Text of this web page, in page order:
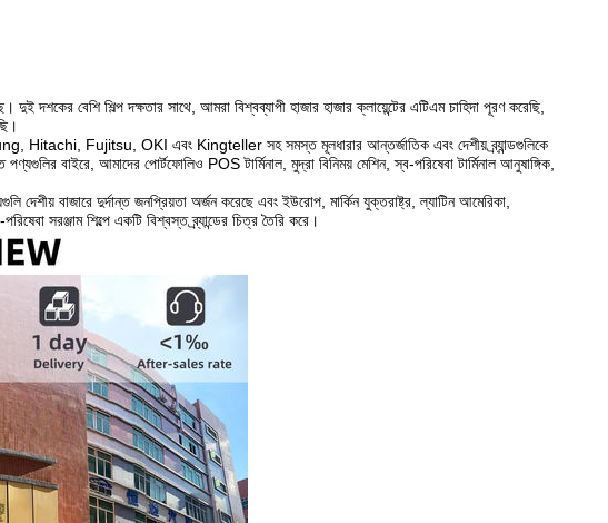
দশকের বেশি শিল্প দক্ষতার সাথে, আমরা বিশ্বব্যাপী হাজার হাজার ক্লায়েন্টের এটিএম চাহিদা পূরণ করেছি,
Fujitsu, OKI এবং Kingteller সহ সমস্ত মূলধারার আন্তর্জাতিক এবং দেশীয় ব্র্যান্ডগুলিকে
বাইরে, আমাদের পোর্টফোলিও POS টার্মিনাল, মুদ্রা বিনিময় মেশিন, স্ব-পরিষেবা টার্মিনাল আনুষাঙ্গিক,
দেশীয় বাজারে দুর্দান্ত জনপ্রিয়তা অর্জন করেছে এবং ইউরোপ, মার্কিন যুক্তরাষ্ট্র, ল্যাটিন আমেরিকা,
সরঞ্জাম শিল্পে একটি বিশ্বস্ত ব্র্যান্ডের চিত্র তৈরি করে।